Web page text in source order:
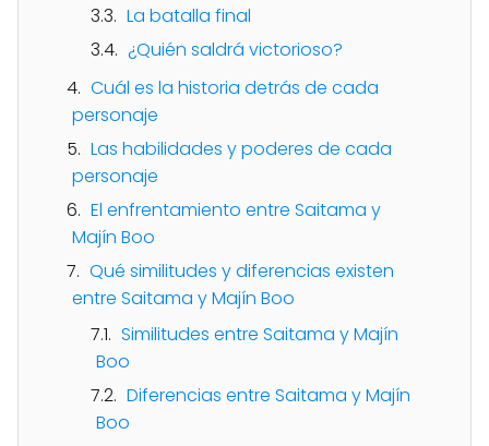
La batalla final
¿Quién saldrá victorioso?
Cuál es la historia detrás de cada
personaje
Las habilidades y poderes de cada
personaje
El enfrentamiento entre Saitama y
Majín Boo
Qué similitudes y diferencias existen
entre Saitama y Majín Boo
Similitudes entre Saitama y Majín
Boo
Diferencias entre Saitama y Majín
Boo